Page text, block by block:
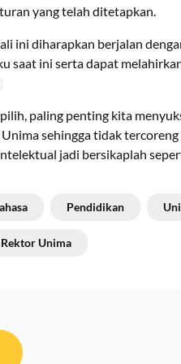
yang telah ditetapkan.
ini diharapkan berjalan
saat ini serta dapat
paling penting kita
sehingga tidak
jadi bersikaplah
Pendidikan
Unima